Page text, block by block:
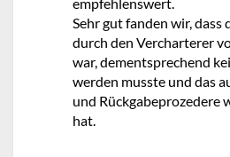
empfehlenswert.
Sehr gut fanden wir, dass
durch den Vercharterer
war, dementsprechend
werden musste und das
und Rückgabeprozedere
hat.